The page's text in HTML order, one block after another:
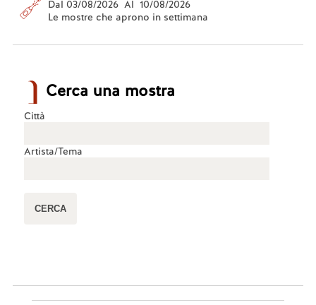
Dal 03/08/2026 Al 10/08/2026
Le mostre che aprono in settimana
Cerca una mostra
Città
Artista/Tema